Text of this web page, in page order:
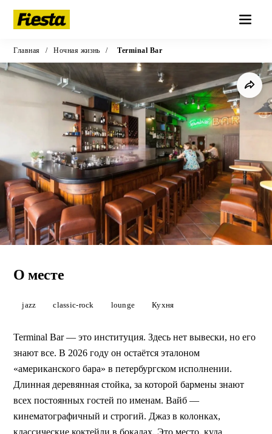
Главная / Ночная жизнь / Terminal Bar
Terminal Bar
бармены знают постоянных по именам, классические
ПОЗВОНИТЬ
О месте
jazz classic-rock lounge Кухня
Terminal Bar — это институция. Здесь нет вывески, но его
знают все. В 2026 году он остаётся эталоном
«американского бара» в петербургском исполнении.
Длинная деревянная стойка, за которой бармены знают
всех постоянных гостей по именам. Вайб —
кинематографичный и строгий. Джаз в колонках,
классические коктейли в бокалах. Это место, куда